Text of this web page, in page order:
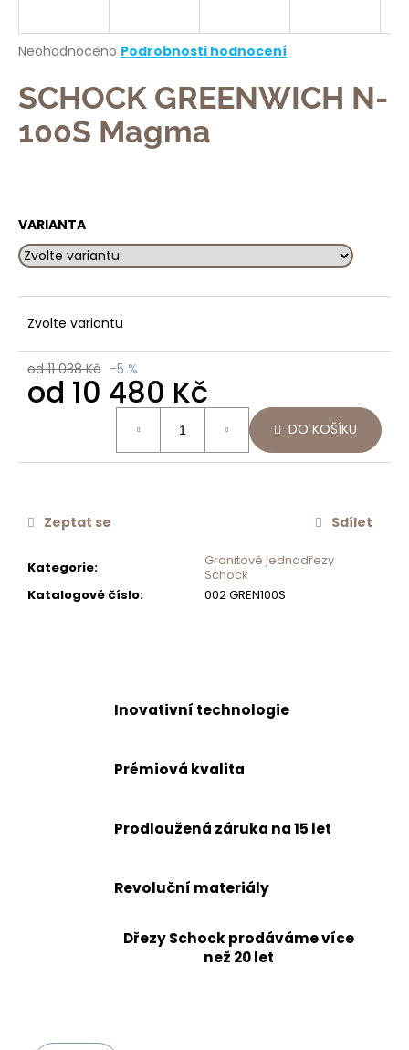
Průměrné
produktu
je
z
Neohodnoceno Podrobnosti hodnocení
SCHOCK GREENWICH N-
100S Magma
VARIANTA
Zvolte variantu
od 11 038 Kč –5 %
od 10 480 Kč
DO KOŠÍKU
Kategorie:
Granitové jednodřezy
Schock
Katalogové číslo: 002 GREN100S
Zeptat se Sdílet
Inovativní technologie
Prémiová kvalita
Prodloužená záruka na 15 let
Revoluční materiály
Dřezy Schock prodáváme více
než 20 let
j
t
?
D
o
u
j
e
OTOČNÝ
KNOFLÍK
EXCENTRU